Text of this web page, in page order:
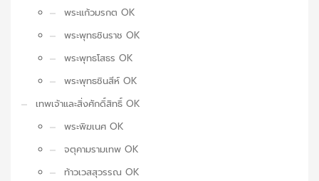
พระแก้วมรกต OK
พระพุทธชินราช OK
พระพุทธโสธร OK
พระพุทธชินสีห์ OK
เทพเจ้าและสิ่งศักดิ์สิทธิ์ OK
พระพิฆเนศ OK
จตุคามรามเทพ OK
ท้าวเวสสุวรรณ OK